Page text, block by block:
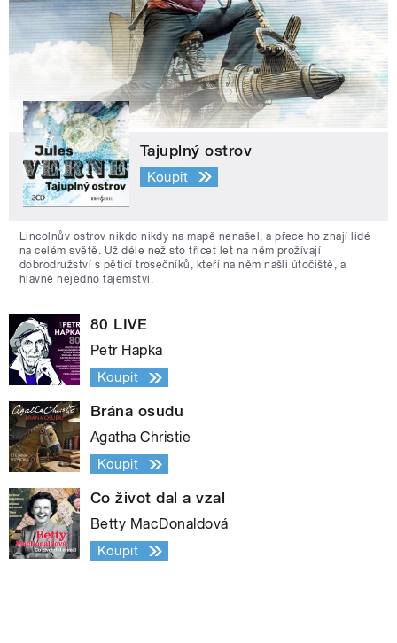
Tajuplný ostrov
Koupit
Lincolnův ostrov nikdo nikdy na mapě nenašel, a přece ho znají lidé
na celém světě. Už déle než sto třicet let na něm prožívají
dobrodružství s pěticí trosečníků, kteří na něm našli útočiště, a
hlavně nejedno tajemství.
80 LIVE
Petr Hapka
Koupit
Brána osudu
Agatha Christie
Koupit
Co život dal a vzal
Betty MacDonaldová
Koupit